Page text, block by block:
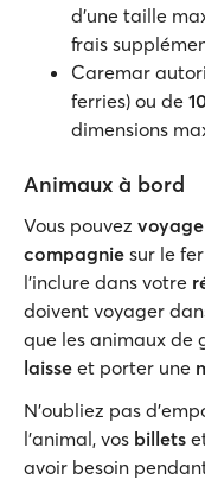
d'une taille
frais
Caremar
ferries) ou de
dimensions
Animaux à bord
Vous pouvez
compagnie sur le
l'inclure dans votre
doivent voyager
que les animaux de
laisse et porter une
N'oubliez pas
l'animal, vos billets
avoir besoin